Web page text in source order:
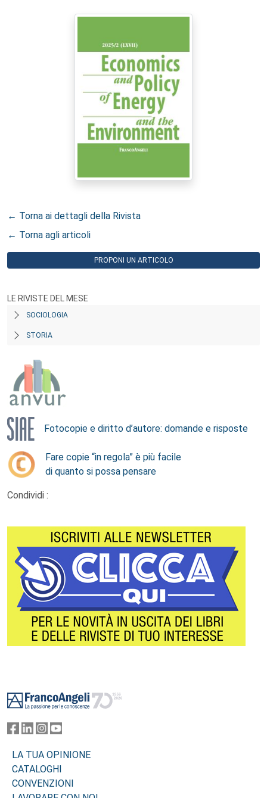
← Torna ai dettagli della Rivista
← Torna agli articoli
PROPONI UN ARTICOLO
LE RIVISTE DEL MESE
SOCIOLOGIA
STORIA
Fotocopie e diritto d’autore: domande e risposte
Fare copie “in regola” è più facile
di quanto si possa pensare
Condividi :
LA TUA OPINIONE
CATALOGHI
CONVENZIONI